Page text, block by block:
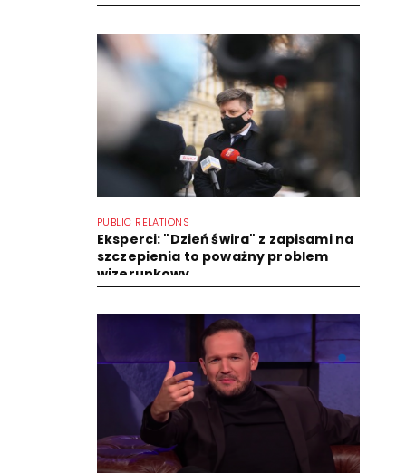
PUBLIC RELATIONS
Eksperci: "Dzień świra" z zapisami na
szczepienia to poważny problem
wizerunkowy